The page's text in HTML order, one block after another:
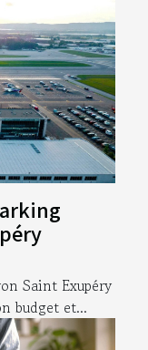
Saint Exupéry
budget et...